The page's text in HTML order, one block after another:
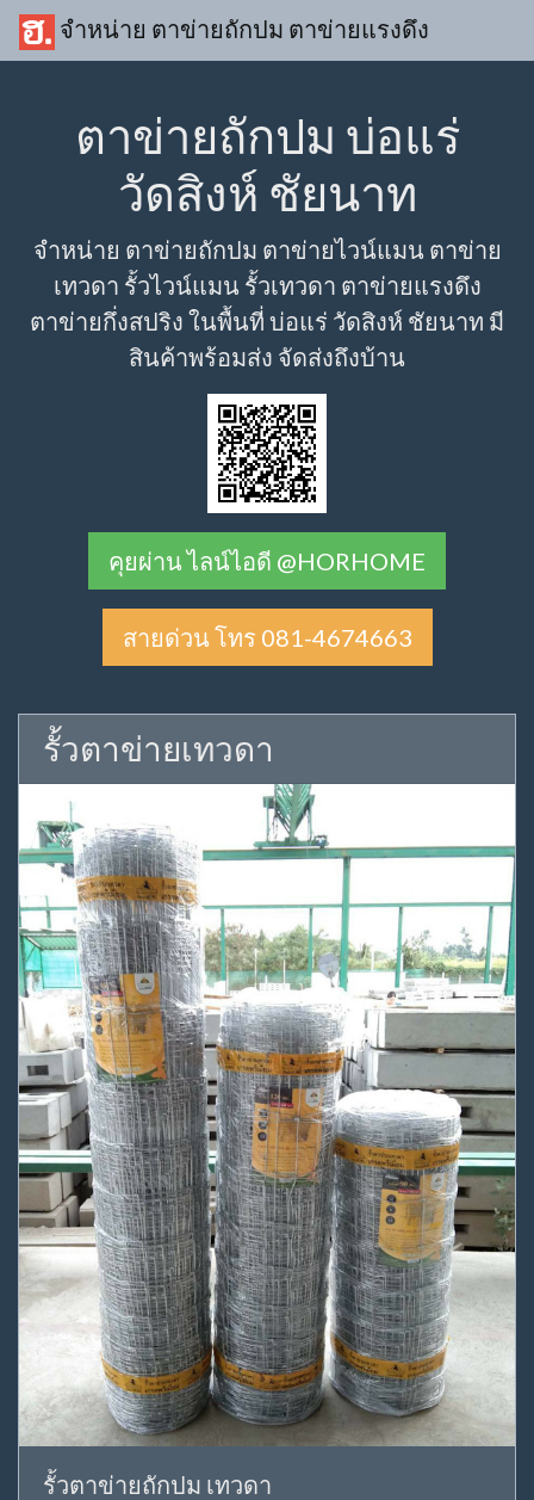
จำหน่าย ตาข่ายถักปม ตาข่ายแรงดึง
ตาข่ายถักปม บ่อแร่
วัดสิงห์ ชัยนาท
จำหน่าย ตาข่ายถักปม ตาข่ายไวน์แมน ตาข่าย
เทวดา รั้วไวน์แมน รั้วเทวดา ตาข่ายแรงดึง
ตาข่ายกึ่งสปริง ในพื้นที่ บ่อแร่ วัดสิงห์ ชัยนาท มี
สินค้าพร้อมส่ง จัดส่งถึงบ้าน
คุยผ่าน ไลน์ไอดี @HORHOME
สายด่วน โทร 081-4674663
รั้วตาข่ายเทวดา
รั้วตาข่ายถักปม เทวดา